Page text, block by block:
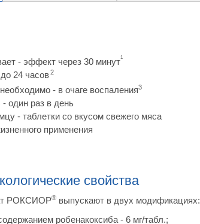
- эффект через 30 минут1
24 часов2
- в очаге воспаления3
один раз в день
- таблетки со вкусом свежего мяса
применения
свойства
РОКСИОР® выпускают в двух модификациях:
робенакоксиба - 6 мг/табл.;